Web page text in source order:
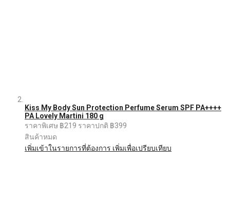
Kiss My Body Sun Protection Perfume Serum SPF PA++++
PA Lovely Martini 180 g
ราคาพิเศษ ฿219 ราคาปกติ ฿399
สินค้าหมด
เพิ่มเข้าในรายการที่ต้องการ เพิ่มเพื่อเปรียบเทียบ